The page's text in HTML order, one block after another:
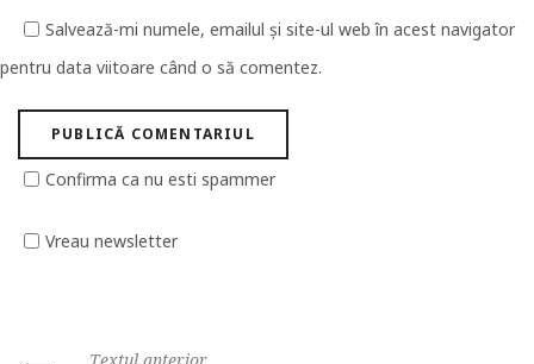
Salvează-mi numele, emailul și site-ul web în acest navigator
pentru data viitoare când o să comentez.
Confirma ca nu esti spammer
Vreau newsletter
Textul anterior